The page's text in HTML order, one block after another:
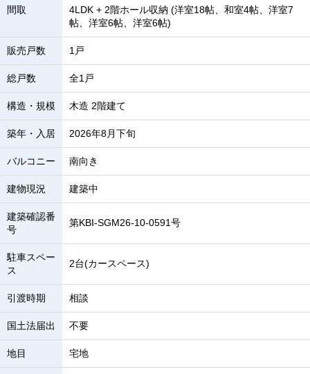
間取
4LDK + 2階ホール収納 (洋室18帖、和室4帖、洋室7
帖、洋室6帖、洋室6帖)
販売戸数 1戸
総戸数 全1戸
構造・規模 木造 2階建て
築年・入居 2026年8月下旬
バルコニー 南向き
建物現況 建築中
建築確認番
号
第KBI-SGM26-10-0591号
駐車スペー
ス
2台(カースペース)
引渡時期 相談
国土法届出 不要
地目 宅地